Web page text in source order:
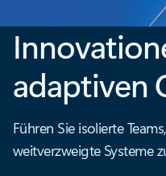
adaptiven
Führen Sie isolierte
weitverzweigte Systeme